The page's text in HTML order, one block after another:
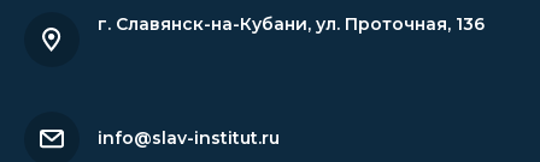
г. Славянск-на-Кубани, ул. Проточная, 136
info@slav-institut.ru